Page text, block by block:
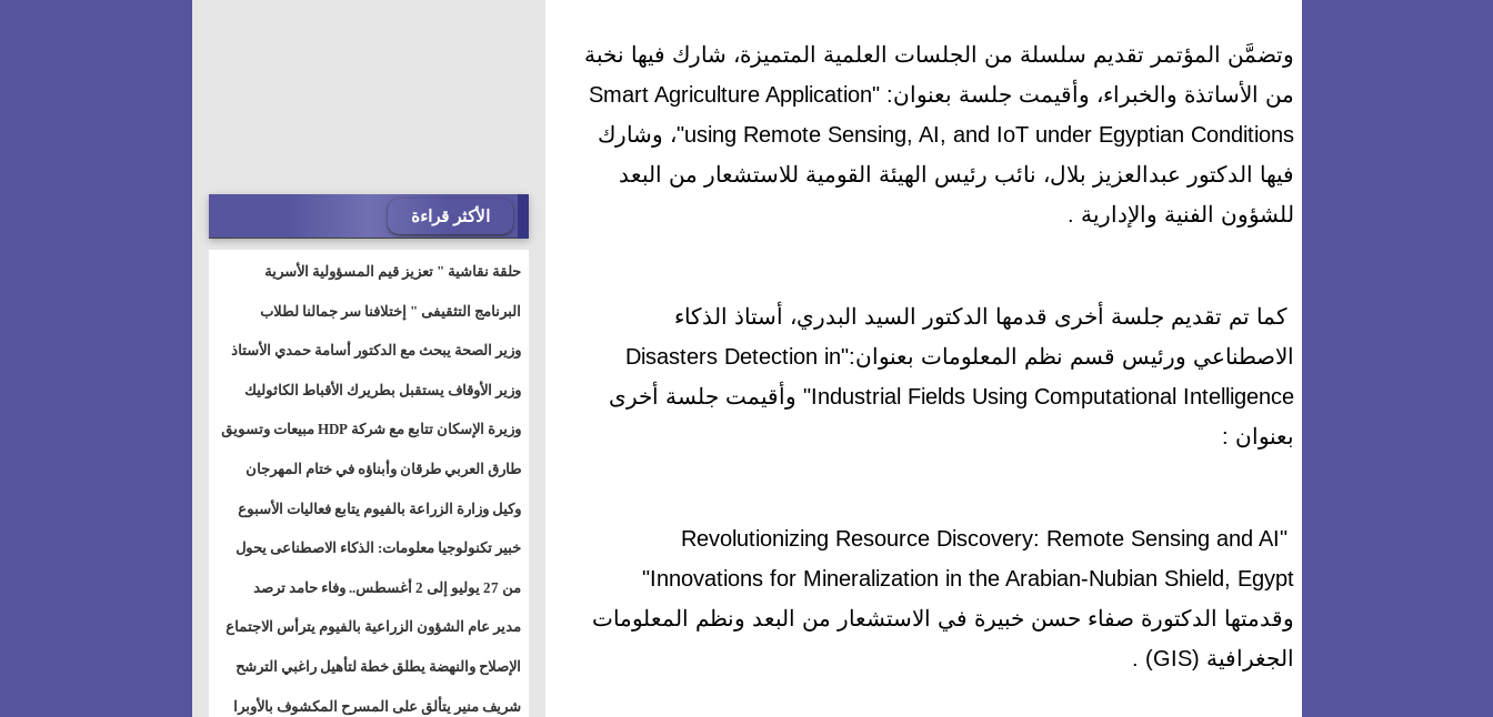
وتضمَّن المؤتمر تقديم سلسلة من الجلسات العلمية المتميزة، شارك فيها نخبة
من الأساتذة والخبراء، وأقيمت جلسة بعنوان: "Smart Agriculture Application
using Remote Sensing, AI, and IoT under Egyptian Conditions"، وشارك
فيها الدكتور عبدالعزيز بلال، نائب رئيس الهيئة القومية للاستشعار من البعد
للشؤون الفنية والإدارية .
كما تم تقديم جلسة أخرى قدمها الدكتور السيد البدري، أستاذ الذكاء
الاصطناعي ورئيس قسم نظم المعلومات بعنوان:"Disasters Detection in
Industrial Fields Using Computational Intelligence" وأقيمت جلسة أخرى
بعنوان :
"Revolutionizing Resource Discovery: Remote Sensing and AI
Innovations for Mineralization in the Arabian-Nubian Shield, Egypt"
وقدمتها الدكتورة صفاء حسن خبيرة في الاستشعار من البعد ونظم المعلومات
الجغرافية (GIS) .
الأكثر قراءة
حلقة نقاشية " تعزيز قيم المسؤولية الأسرية
البرنامج التثقيفى " إختلافنا سر جمالنا لطلاب
وطالبات ذوى الهمهم" بمدارس التربية الخاصة
وزير الصحة يبحث مع الدكتور أسامة حمدي الأستاذ
بجامعة هارفارد توسيع برامج التوعية بمرض السكري
وزير الأوقاف يستقبل بطريرك الأقباط الكاثوليك
وزيرة الإسكان تتابع مع شركة HDP مبيعات وتسويق
مشروعات المدن الجديدة
طارق العربي طرقان وأبناؤه في ختام المهرجان
الصيفي للموسيقى والغناء بالمسرح المكشوف
وكيل وزارة الزراعة بالفيوم يتابع فعاليات الأسبوع
خبير تكنولوجيا معلومات: الذكاء الاصطناعى يحول
المستخدم إلى سلعة فى اقتصاد الانتباه
من 27 يوليو إلى 2 أغسطس.. وفاء حامد ترصد
تأثيرات أقوى الاتصالات الفلكية على الأبراج
مدير عام الشؤون الزراعية بالفيوم يترأس الاجتماع
الدوري لمتابعة الحصر الحيازي الجديدة
الإصلاح والنهضة يطلق خطة لتأهيل راغبي الترشح
للمجالس الشعبية المحلية ويستعرض خطط أماناته
شريف منير يتألق على المسرح المكشوف بالأوبرا